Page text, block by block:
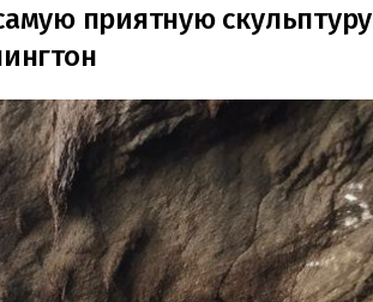
приятную скульптуру